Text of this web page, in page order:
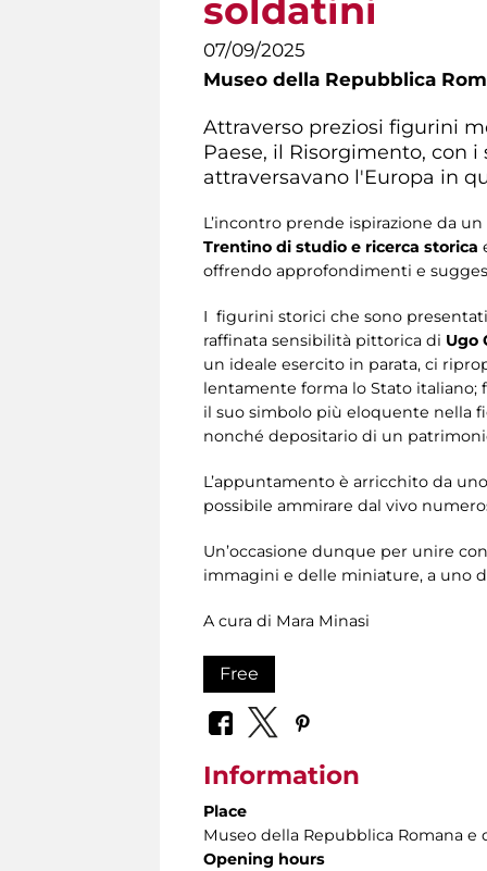
soldatini
07/09/2025
Museo della Repubblica
Attraverso preziosi figurini
Paese, il Risorgimento, con
attraversavano l'Europa in
L’incontro prende ispirazione da
Trentino di studio e ricerca storica
offrendo approfondimenti e
I figurini storici che sono
raffinata sensibilità pittorica di Ugo
un ideale esercito in parata, ci
lentamente forma lo Stato italiano;
il suo simbolo più eloquente nella
nonché depositario di un
L’appuntamento è arricchito da
possibile ammirare dal vivo
Un’occasione dunque per unire
immagini e delle miniature, a uno
A cura di Mara Minasi
Free
Information
Place
Museo della Repubblica Romana
Opening hours